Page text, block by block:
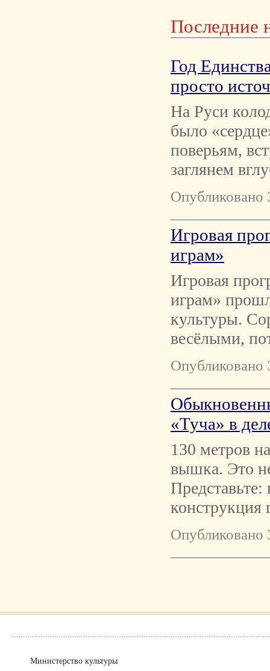
Последние
Год
просто
На Руси
было
поверьям,
заглянем
Опубликовано
Игровая
играм»
Игровая
играм»
культуры.
весёлыми,
Опубликовано
«Туча» в
130 метров
вышка. Это
Опубликовано
Министерство культуры